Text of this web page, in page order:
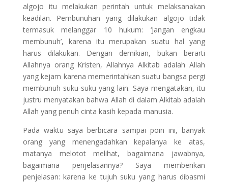
algojo itu melakukan perintah untuk melaksanakan
keadilan. Pembunuhan yang dilakukan algojo tidak
termasuk melanggar 10 hukum: ‘Jangan engkau
membunuh’, karena itu merupakan suatu hal yang
harus dilakukan. Dengan demikian, bukan berarti
Allahnya orang Kristen, Allahnya Alkitab adalah Allah
yang kejam karena memerintahkan suatu bangsa pergi
membunuh suku-suku yang lain. Saya mengatakan, itu
justru menyatakan bahwa Allah di dalam Alkitab adalah
Allah yang penuh cinta kasih kepada manusia.
Pada waktu saya berbicara sampai poin ini, banyak
orang yang menengadahkan kepalanya ke atas,
matanya melotot melihat, bagaimana jawabnya,
bagaimana penjelasannya? Saya memberikan
penjelasan: karena ke tujuh suku yang harus dibasmi